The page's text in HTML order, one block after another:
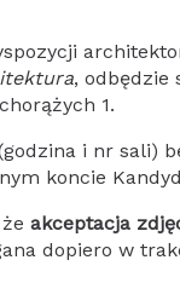
, odbędzie
1.
i nr sali)
koncie
żeakceptacja
dopiero w